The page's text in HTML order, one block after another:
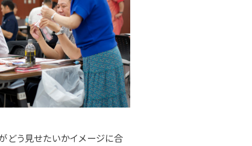
どう見せたいかイメージに合